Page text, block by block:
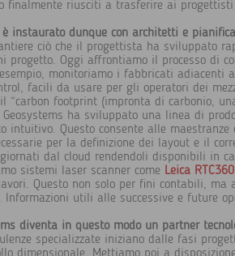
finalmente riusciti a trasferire ai
è instaurato dunque con architetti e
ciò che il progettista ha sviluppato
progetto. Oggi affrontiamo il processo di
monitoriamo i fabbricati
facili da usare per gli operatori dei
“carbon footprint (impronta di carbonio,
Geosystems ha sviluppato una linea di
intuitivo. Questo consente alle
per la definizione dei layout e il
dal cloud rendendoli disponibili in
sistemi laser scanner come Leica RTC360
Questo non solo per fini contabili,
Informazioni utili alle successive e future
diventa in questo modo un partner
specializzate iniziano dalle fasi